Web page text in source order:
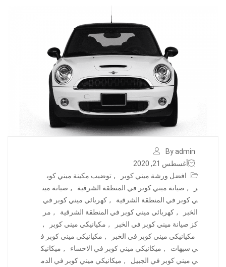
By admin
أغسطس 21, 2020
افضل ورشة ميني كوبر
, توضيب مكينة ميني كوب
ر
, صيانة ميني كوبر في المنطقة الشرقية , صيانة مين
ي كوبر في المنطقة الشرقية
, كهربائي ميني كوبر في
الخبر
, كهربائي ميني كوبر في المنطقة الشرقية , مر
كز صيانة ميني كوبر في الخبر
, مكيانيكي ميني كوبر
,
مكيانيكي ميني كوبر في الخبر
, مكيانيكي ميني كوبر ف
ي سيهات
, ميكانيكي ميني كوبر في الاحساء , ميكانيك
ي ميني كوبر في الجبيل
, ميكانيكي ميني كوبر في الدم